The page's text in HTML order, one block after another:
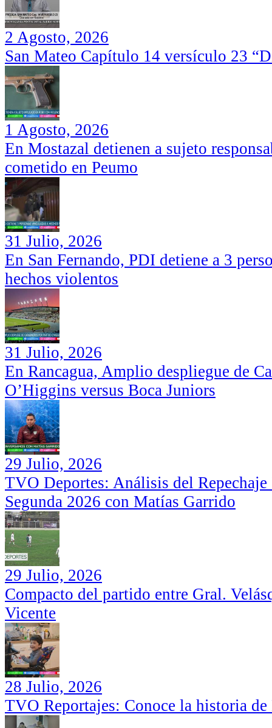
2 Agosto, 2026
San Mateo Capítulo 14 versículo 23
1 Agosto, 2026
En Mostazal detienen a sujeto
cometido en Peumo
31 Julio, 2026
En San Fernando, PDI detiene a 3
hechos violentos
31 Julio, 2026
En Rancagua, Amplio despliegue de
O’Higgins versus Boca Juniors
29 Julio, 2026
TVO Deportes: Análisis del
Segunda 2026 con Matías Garrido
29 Julio, 2026
Compacto del partido entre Gral.
Vicente
28 Julio, 2026
TVO Reportajes: Conoce la historia